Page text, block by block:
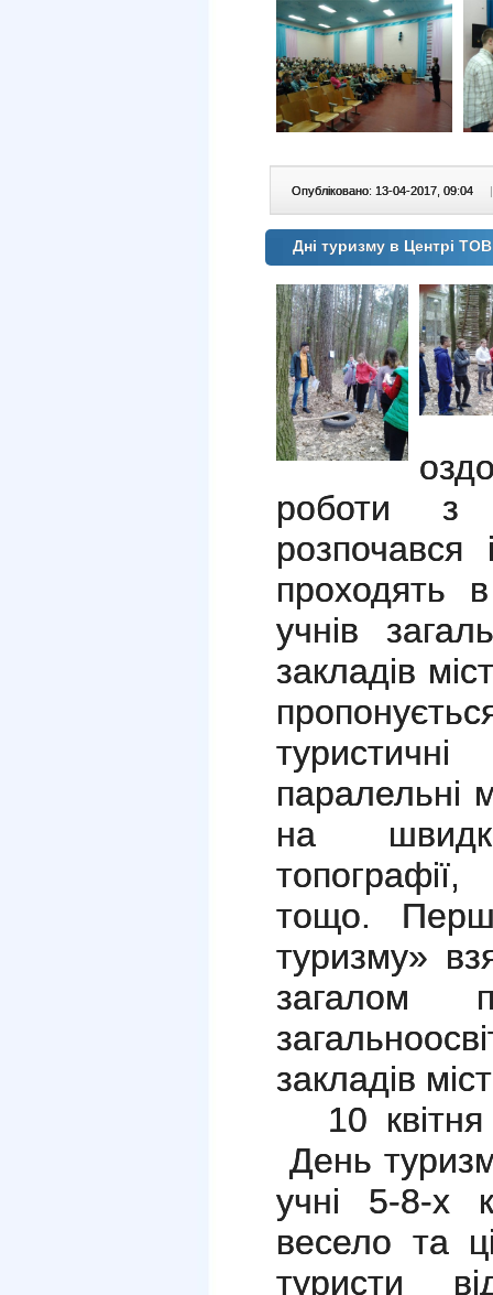
Опубліковано: 13-04-2017, 09:04 |
Дні туризму в Центрі
роботи з
розпочався
проходять
учнів
закладів
паралельні
на
тощо.
туризму»
загалом
закладів
10
День
учні 5-8-х
весело та
туристи